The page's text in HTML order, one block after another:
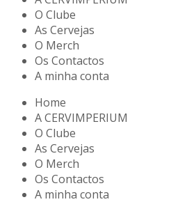
O Clube
As Cervejas
O Merch
Os Contactos
A minha conta
Home
A CERVIMPERIUM
O Clube
As Cervejas
O Merch
Os Contactos
A minha conta